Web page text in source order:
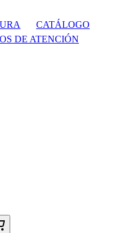
CATÁLOGO
DE ATENCIÓN